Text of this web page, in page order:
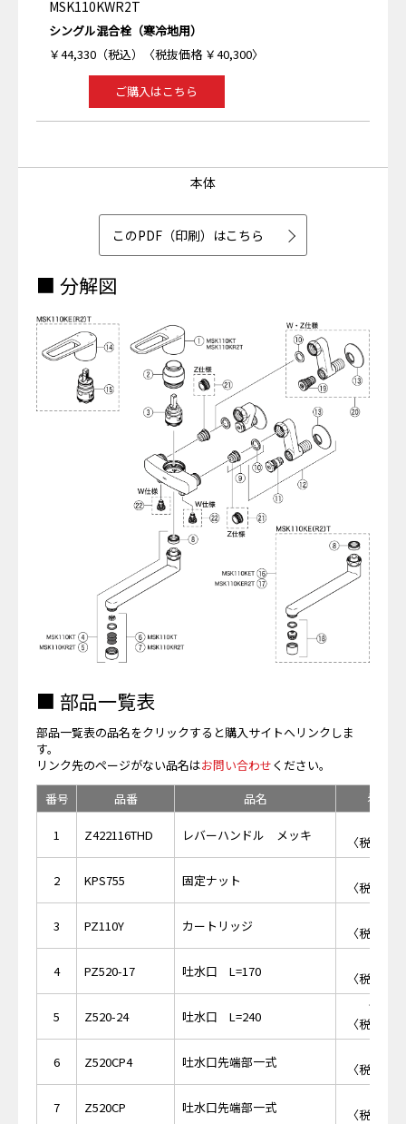
MSK110KWR2T
シングル混合栓（寒冷地用）
￥44,330（税込）〈税抜価格 ￥40,300〉
ご購入はこちら
本体
このPDF（印刷）はこちら
■ 分解図
■ 部品一覧表
部品一覧表の品名をクリックすると購入サイトへリンクしま
す。
リンク先のページがない品名はお問い合わせください。
番号
品番 品名 希望
1 Z422116THD レバーハンドル メッキ
〈税抜価
2 KPS755 固定ナット
〈税抜価
3 PZ110Y カートリッジ
〈税抜価
4 PZ520-17 吐水口 L=170
〈税抜価
5 Z520-24 吐水口 L=240
￥
〈税抜価
6 Z520CP4 吐水口先端部一式
〈税抜価
7 Z520CP 吐水口先端部一式
〈税抜価